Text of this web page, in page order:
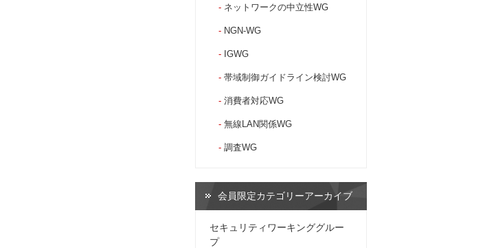
ネットワークの中立性WG
NGN-WG
IGWG
帯域制御ガイドライン検討WG
消費者対応WG
無線LAN関係WG
調査WG
会員限定カテゴリーアーカイブ
セキュリティワーキンググルー
プ